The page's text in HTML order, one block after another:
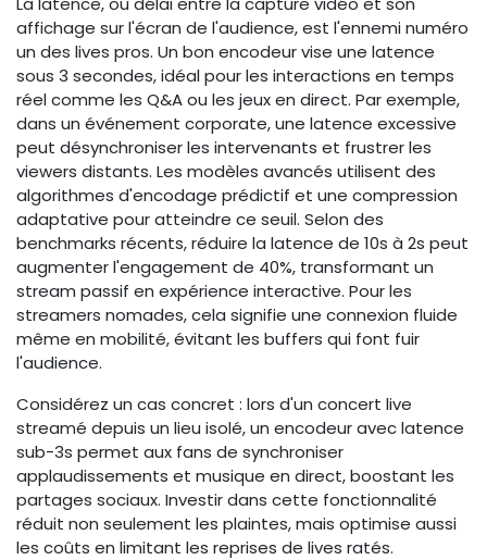
affichage sur l'écran de l'audience, est l'ennemi numéro
un des lives pros. Un bon encodeur vise une latence
sous 3 secondes, idéal pour les interactions en temps
réel comme les Q&A ou les jeux en direct. Par exemple,
dans un événement corporate, une latence excessive
peut désynchroniser les intervenants et frustrer les
viewers distants. Les modèles avancés utilisent des
algorithmes d'encodage prédictif et une compression
adaptative pour atteindre ce seuil. Selon des
benchmarks récents, réduire la latence de 10s à 2s peut
augmenter l'engagement de 40%, transformant un
stream passif en expérience interactive. Pour les
streamers nomades, cela signifie une connexion fluide
même en mobilité, évitant les buffers qui font fuir
l'audience.
Considérez un cas concret : lors d'un concert live
streamé depuis un lieu isolé, un encodeur avec latence
sub-3s permet aux fans de synchroniser
applaudissements et musique en direct, boostant les
partages sociaux. Investir dans cette fonctionnalité
réduit non seulement les plaintes, mais optimise aussi
les coûts en limitant les reprises de lives ratés.